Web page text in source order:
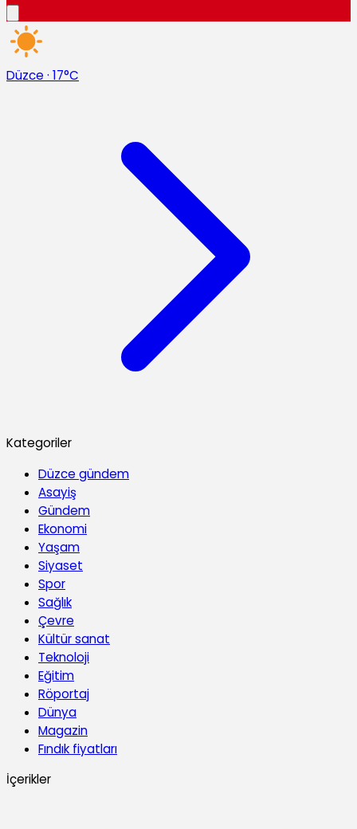
Düzce · 17°C
Kategoriler
Düzce gündem
Asayiş
Gündem
Ekonomi
Yaşam
Siyaset
Spor
Sağlık
Çevre
Kültür sanat
Teknoloji
Eğitim
Röportaj
Dünya
Magazin
Fındık fiyatları
İçerikler